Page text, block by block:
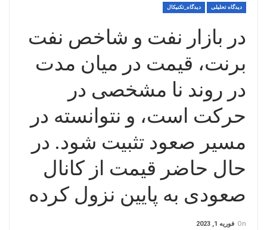
دیدگاه تحلیلی دیدگاه_تکنیکال
در بازار نفت و شاخص نفت
برنت، قیمت در میان مدت
در روند نا مشخصی در
حرکت است، و نتوانسته در
مسیر صعود تثبیت شود. در
حال حاضر قیمت از کانال
صعودی به پایین نزول کرده
On فوریه 1, 2023